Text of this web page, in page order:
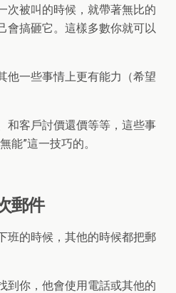
次被叫的時候，就帶著無比的
會搞砸它。這樣多數你就可以
他一些事情上更有能力（希望
和客戶討價還價等等，這些事
能”這一技巧的。
郵件
班的時候，其他的時候都把郵
到你，他會使用電話或其他的